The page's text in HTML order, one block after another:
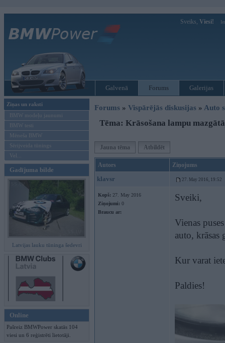
Sveiks, Viesi!
Galvenā Forums Galerijas
Ziņas un raksti
BMW modeļu jaunumi
BMW testi
Mēneša BMW
Sērijveida tūnings
Vel...
Gadījuma bilde
Latvijas lauku tūninga šedevri
Online
Pašreiz BMWPower skatās 104
viesi un 6 reģistrēti lietotāji.
Forums » Vispārējās diskusijas » Auto
Tēma: Krāsošana lampu
Jauna tēma Atbildēt
Autors Ziņojums
klavsr 27. May 2016, 19:52
Kopš: 27. May 2016
Ziņojumi: 0
Braucu ar:
Sveiki,
Vienas
auto, krāsas
Kur varat
Paldies!